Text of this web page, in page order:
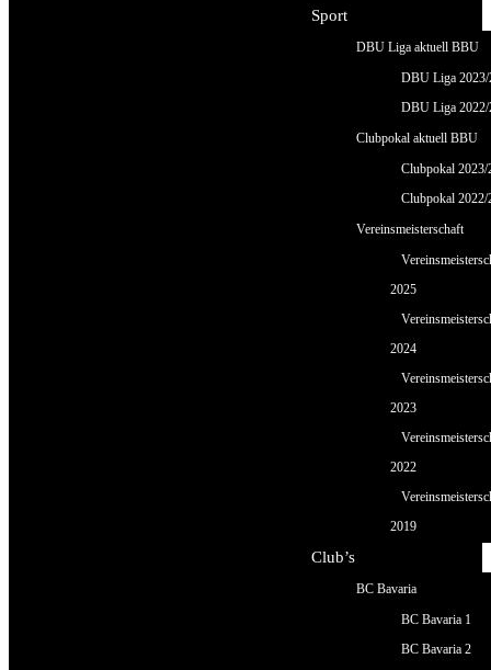
Sport
DBU Liga aktuell BBU
DBU Liga 2023/
DBU Liga 2022/
Clubpokal aktuell BBU
Clubpokal 2023/
Clubpokal 2022/
Vereinsmeisterschaft
2025
2024
2023
2022
2019
Club’s
BC Bavaria
BC Bavaria 1
BC Bavaria 2